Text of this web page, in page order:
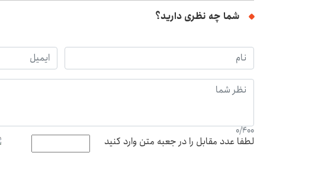
شما چه نظری دارید؟
0/400
لطفا عدد مقابل را در جعبه متن وارد کنید